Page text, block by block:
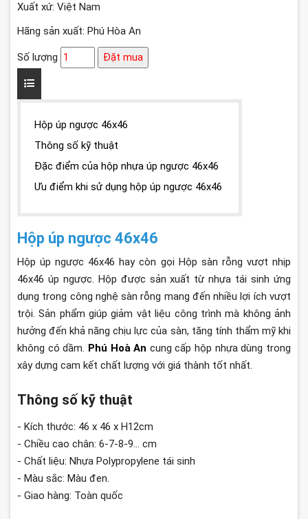
Xuất xứ: Việt Nam
Hãng sản xuất: Phú Hòa An
Số lượng Đặt mua
Hộp úp ngược 46x46
Thông số kỹ thuật
Đặc điểm của hộp nhựa úp ngược 46x46
Ưu điểm khi sử dụng hộp úp ngược 46x46
Hộp úp ngược 46x46
Hộp úp ngược 46x46 hay còn gọi Hộp sàn rỗng vượt nhịp
46x46 úp ngược. Hộp được sản xuất từ nhựa tái sinh ứng
dụng trong công nghệ sàn rỗng mang đến nhiều lợi ích vượt
trội. Sản phẩm giúp giảm vật liệu công trình mà không ảnh
hưởng đến khả năng chịu lực của sàn, tăng tính thẩm mỹ khi
không có dầm. Phú Hoà An cung cấp hộp nhựa dùng trong
xây dựng cam kết chất lượng với giá thành tốt nhất.
Thông số kỹ thuật
- Kích thước: 46 x 46 x H12cm
- Chiều cao chân: 6-7-8-9… cm
- Chất liệu: Nhựa Polypropylene tái sinh
- Màu sắc: Màu đen.
- Giao hàng: Toàn quốc